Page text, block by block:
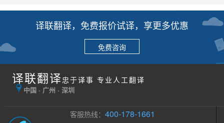
译联翻译，免费报价试译，享更多优惠
免费咨询
译联翻译 忠于译事 专业人工翻译
中国 · 广州 · 深圳
客服热线：400-178-1661